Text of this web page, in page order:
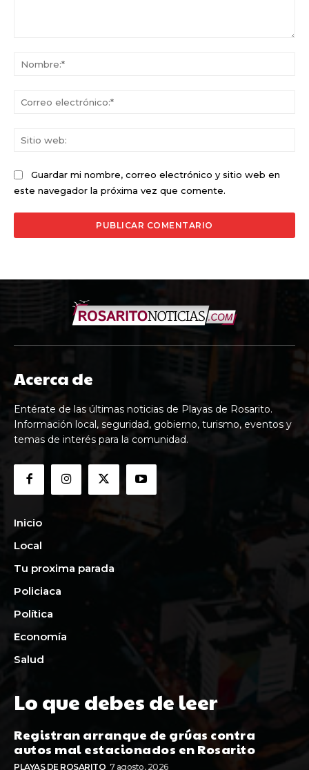
Guardar mi nombre, correo electrónico y sitio web en
este navegador la próxima vez que comente.
Acerca de
Entérate de las últimas noticias de Playas de Rosarito.
Información local, seguridad, gobierno, turismo, eventos y
temas de interés para la comunidad.
Inicio
Local
Tu proxima parada
Policiaca
Política
Economía
Salud
Lo que debes de leer
Registran arranque de grúas contra
autos mal estacionados en Rosarito
PLAYAS DE ROSARITO 7 agosto, 2026